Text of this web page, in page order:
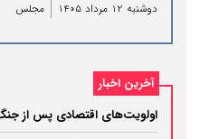
دوشنبه 12 مرداد 1405 مجلس
آخرین اخبار
اولویت‌های اقتصادی پس از